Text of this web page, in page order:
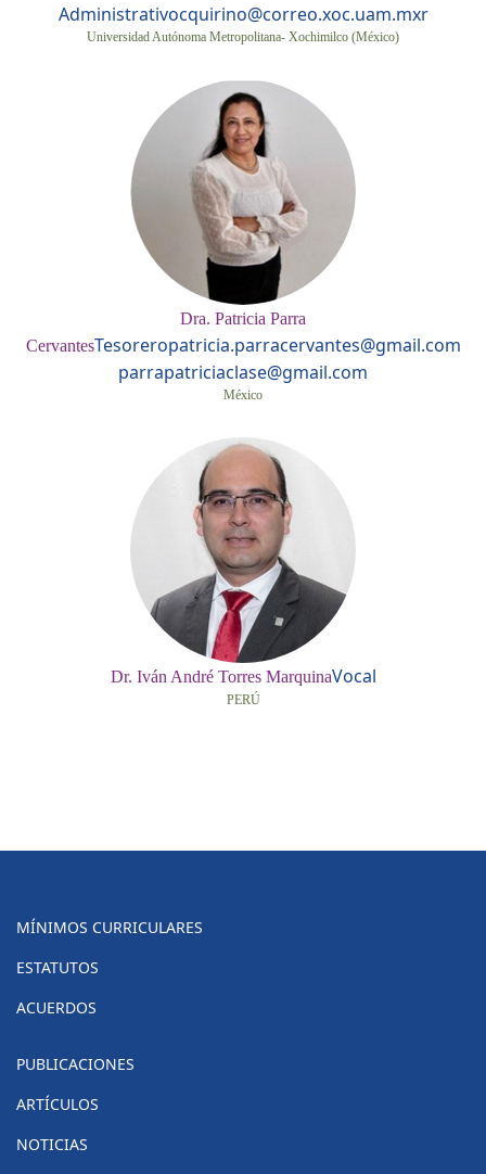
Administrativocquirino@correo.xoc.uam.mxr
Universidad Autónoma Metropolitana- Xochimilco (México)
Dra. Patricia Parra
CervantesTesoreropatricia.parracervantes@gmail.com
parrapatriciaclase@gmail.com
México
Dr. Iván André Torres MarquinaVocal
PERÚ
MÍNIMOS CURRICULARES
ESTATUTOS
ACUERDOS
PUBLICACIONES
ARTÍCULOS
NOTICIAS